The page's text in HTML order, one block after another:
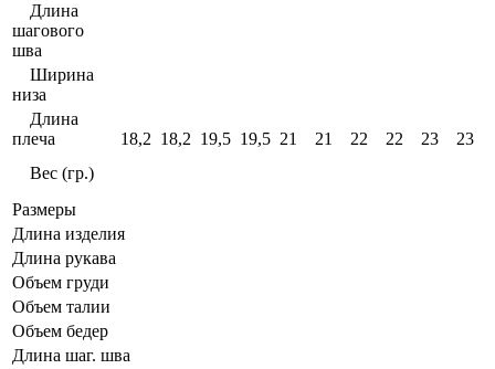
Длина
шагового
шва
Ширина
низа
Длина
плеча
18,2 18,2 19,5 19,5 21 21 22 22 23
23
Вес (гр.)
Размеры
Длина изделия
Длина рукава
Объем груди
Объем талии
Объем бедер
Длина шаг. шва